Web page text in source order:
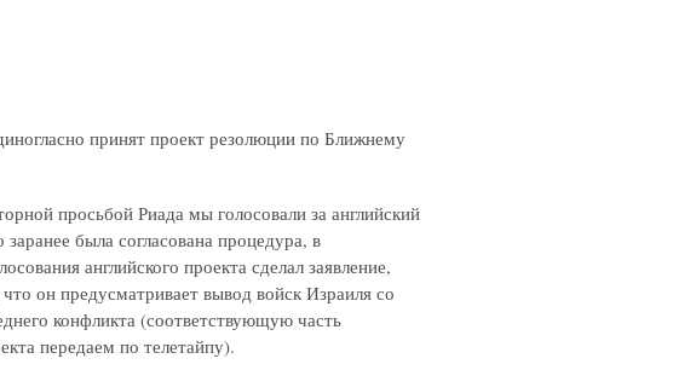
принят проект резолюции по Ближнему
просьбой Риада мы голосовали за английский
была согласована процедура, в
английского проекта сделал заявление,
он предусматривает вывод войск Израиля со
конфликта (соответствующую часть
передаем по телетайпу).